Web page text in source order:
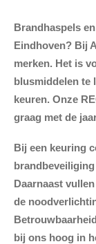
Brandhaspels
Eindhoven? Bij
merken. Het is
blusmiddelen te
keuren. Onze
graag met de
Bij een keuring
Daarnaast
de
bij ons hoog in